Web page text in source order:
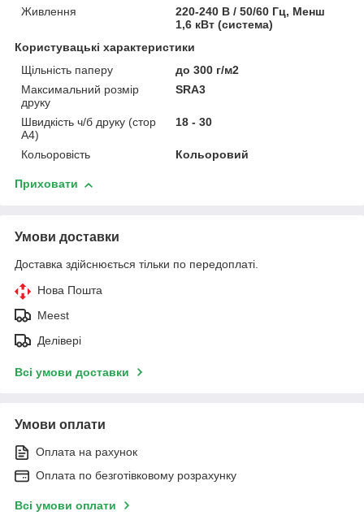
Живлення
220-240 В / 50/60 Гц, Менш
1,6 кВт (система)
Користувацькі характеристики
Щільність паперу
до 300 г/м2
Максимальний розмір
друку
SRA3
Швидкість ч/б друку (стор
А4)
18 - 30
Кольоровість Кольоровий
Приховати
Умови доставки
Доставка здійснюється тільки по передоплаті.
Нова Пошта
Meest
Делівері
Всі умови доставки
Умови оплати
Оплата на рахунок
Оплата по безготівковому розрахунку
Всі умови оплати